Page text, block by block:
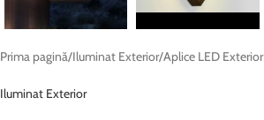
Prima pagină/Iluminat Exterior/Aplice LED Exterior
Iluminat Exterior